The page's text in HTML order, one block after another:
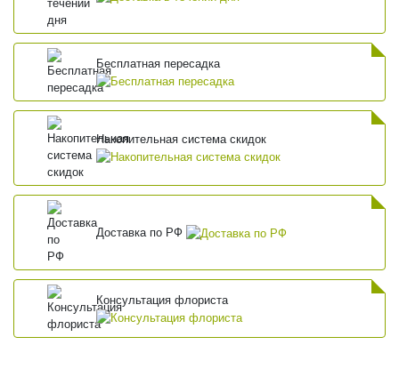
Бесплатная пересадка
Накопительная система скидок
Доставка по РФ
Консультация флориста